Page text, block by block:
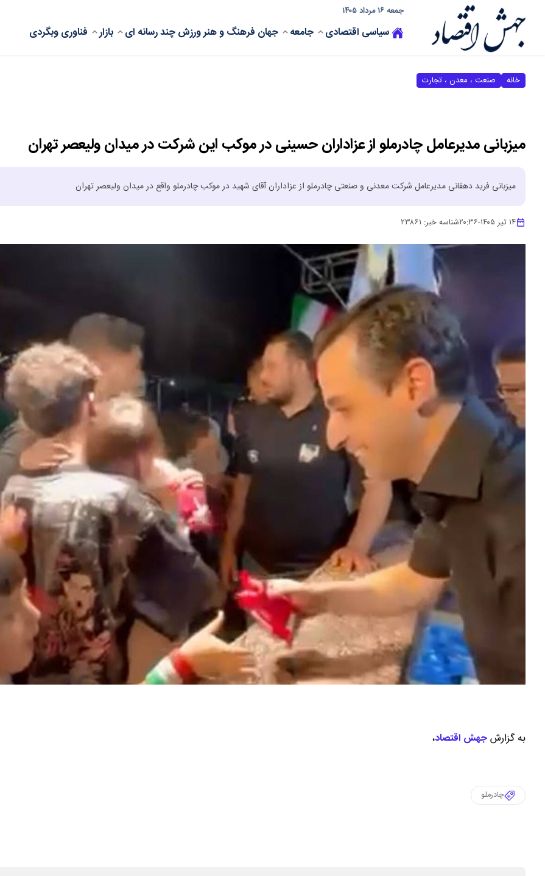
جمعه ۱۶ مرداد ۱۴۰۵
سیاسی اقتصادی جامعه جهان فرهنگ و هنرورزشچند رسانه ای بازار فناوریوبگردی
خانه صنعت ، معدن ، تجارت
میزبانی مدیرعامل چادرملو از عزاداران حسینی در موکب این شرکت در میدان ولیعصر تهران
میزبانی فرید دهقانی مدیرعامل شرکت معدنی و صنعتی چادرملو از عزاداران آقای شهید در موکب چادرملو واقع در میدان ولیعصر تهران
۱۴ تیر ۱۴۰۵ -۲۰:۳۶شناسه خبر: ۲۳۸۶۱
به گزارشجهش اقتصاد،
چادرملو